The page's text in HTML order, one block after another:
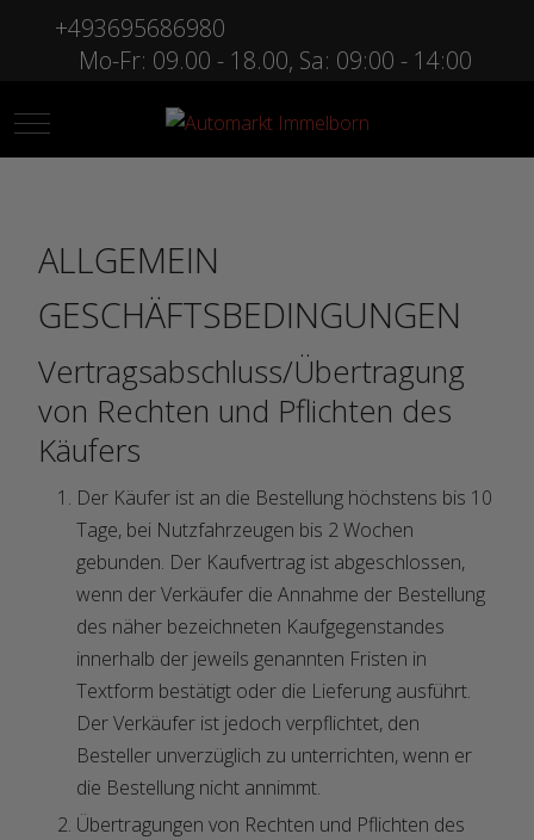
+493695686980
Mo-Fr: 09.00 - 18.00, Sa: 09:00 - 14:00
Mobile Menu Toggle
ALLGEMEIN
GESCHÄFTSBEDINGUNGEN
Vertragsabschluss/Übertragung
von Rechten und Pflichten des
Käufers
Der Käufer ist an die Bestellung höchstens bis 10
Tage, bei Nutzfahrzeugen bis 2 Wochen
gebunden. Der Kaufvertrag ist abgeschlossen,
wenn der Verkäufer die Annahme der Bestellung
des näher bezeichneten Kaufgegenstandes
innerhalb der jeweils genannten Fristen in
Textform bestätigt oder die Lieferung ausführt.
Der Verkäufer ist jedoch verpflichtet, den
Besteller unverzüglich zu unterrichten, wenn er
die Bestellung nicht annimmt.
Übertragungen von Rechten und Pflichten des